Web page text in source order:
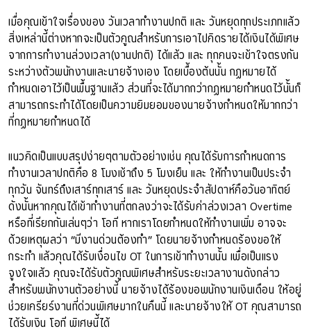
เมื่อคุณเข้าใจเรื่องของ วันเวลาทำงานปกติ และ วันหยุดทุกประเภทแล้ว
สิ่งเหล่านี้ต่างหากจะเป็นตัวคูณสำหรับการเอาไปคิดรายได้เงินได้พิเศษ
จากการทำงานล่วงเวลา(งานปกติ) ได้แล้ว และ ทุกคนจะเข้าใจตรงกัน
ระหว่างตัวพนักงานและนายจ้างเอง โดยเบื้องต้นนั้น กฏหมายได้
กำหนดเอาไว้เป็นพื้นฐานแล้ว ส่วนที่จะได้มากกว่ากฏหมายกำหนดไว้นั้นก็
สามารถกระทำได้โดยเป็นความยิมยอมของนายจ้างกำหนดให้มากกว่า
ที่กฏหมายกำหนดได้
แนวคิดเป็นแบบสรุปง่ายๆตามตัวอย่างเช่น คุณได้รับการกำหนดการ
ทำงานเวลาปกติคือ 8 โมงเช้าถึง 5 โมงเย็น และ ให้ทำงานเป็นประจำ
ทุกวัน จันทร์ถึงเสาร์ทุกเสาร์ และ วันหยุดประจำสัปดาห์คือวันอาทิตย์
ดังนั้นหากคุณได้เข้าทำงานที่ตกลงว่าจะได้รับค่าล่วงเวลา Overtime
หรือที่เรียกกันเล่นๆว่า โอที หากเราโดยกำหนดให้ทำงานเพิ่ม อาจจะ
ด้วยเหตุผลว่า “มีงานด่วนต้องทำ” โดยนายจ้างกำหนดร้องขอให้
กระทำ แล้วคุณได้รับเงื่อนไข OT ในการเข้าทำงานนั้น เพื่อเป็นแรง
จูงใจแล้ว คุณจะได้รับตัวคูณพิเศษสำหรับระยะเวลางานดังกล่าว
สำหรับพนักงานตัวอย่างนี้ นายจ้างได้ร้องขอพนักงานเงินเดือน ให้อยู่
ช่วยเครียร์งานที่ด่วนพิเศษมากในคืนนี้ และนายจ้างให้ OT คุณสามารถ
ได้รับเงิน โอที พิเศษนี้ได้